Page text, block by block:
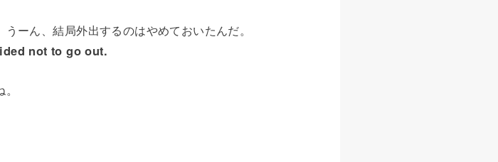
ーん、結局外出するのはやめておいたんだ。
not to go out.